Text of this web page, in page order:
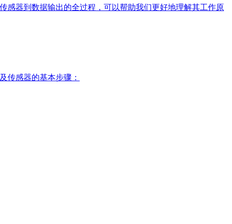
感器到数据输出的全过程，可以帮助我们更好地理解其工作原
传感器的基本步骤：